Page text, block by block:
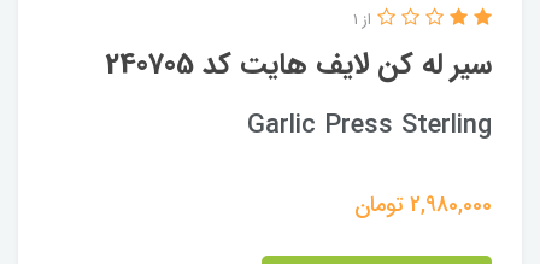
سیر له کن لایف هایت کد 240705
از 1
Garlic Press Sterling
2,980,000تومان